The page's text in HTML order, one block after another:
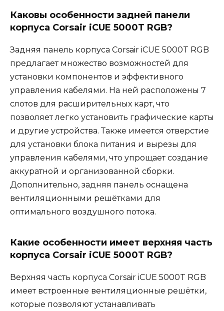
Каковы особенности задней панели
корпуса Corsair iCUE 5000T RGB?
Задняя панель корпуса Corsair iCUE 5000T RGB
предлагает множество возможностей для
установки компонентов и эффективного
управления кабелями. На ней расположены 7
слотов для расширительных карт, что
позволяет легко установить графические карты
и другие устройства. Также имеется отверстие
для установки блока питания и вырезы для
управления кабелями, что упрощает создание
аккуратной и организованной сборки.
Дополнительно, задняя панель оснащена
вентиляционными решётками для
оптимального воздушного потока.
Какие особенности имеет верхняя часть
корпуса Corsair iCUE 5000T RGB?
Верхняя часть корпуса Corsair iCUE 5000T RGB
имеет встроенные вентиляционные решётки,
которые позволяют устанавливать